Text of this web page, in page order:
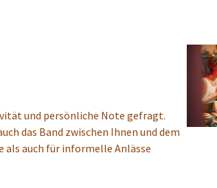
und persönliche Note gefragt.
das Band zwischen Ihnen und dem
als auch für informelle Anlässe